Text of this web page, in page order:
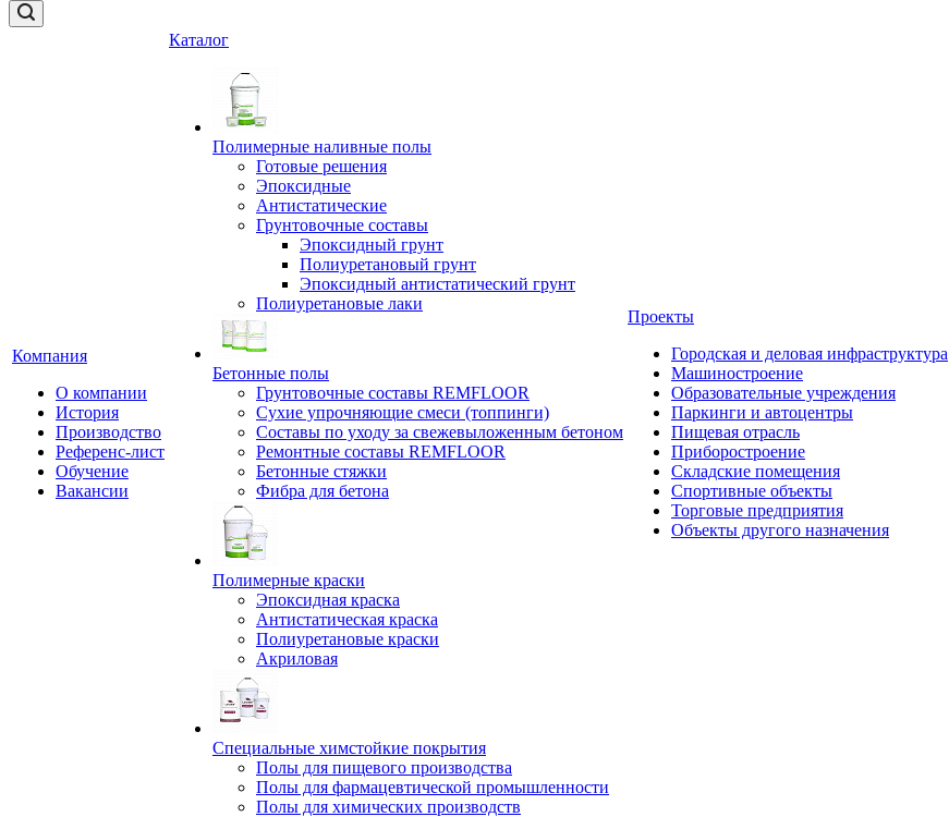
Компания
О компании
История
Производство
Референс-лист
Обучение
Вакансии
Каталог
Полимерные наливные полы
Готовые решения
Эпоксидные
Антистатические
Грунтовочные составы
Эпоксидный грунт
Полиуретановый грунт
Эпоксидный антистатический грунт
Полиуретановые лаки
Бетонные полы
Грунтовочные составы REMFLOOR
Сухие упрочняющие смеси (топпинги)
Составы по уходу за свежевыложенным бетоном
Ремонтные составы REMFLOOR
Бетонные стяжки
Фибра для бетона
Полимерные краски
Эпоксидная краска
Антистатическая краска
Полиуретановые краски
Акриловая
Специальные химстойкие покрытия
Полы для пищевого производства
Полы для фармацевтической промышленности
Полы для химических производств
Проекты
Городская и деловая инфраструктура
Машиностроение
Образовательные учреждения
Паркинги и автоцентры
Пищевая отрасль
Приборостроение
Складские помещения
Спортивные объекты
Торговые предприятия
Объекты другого назначения